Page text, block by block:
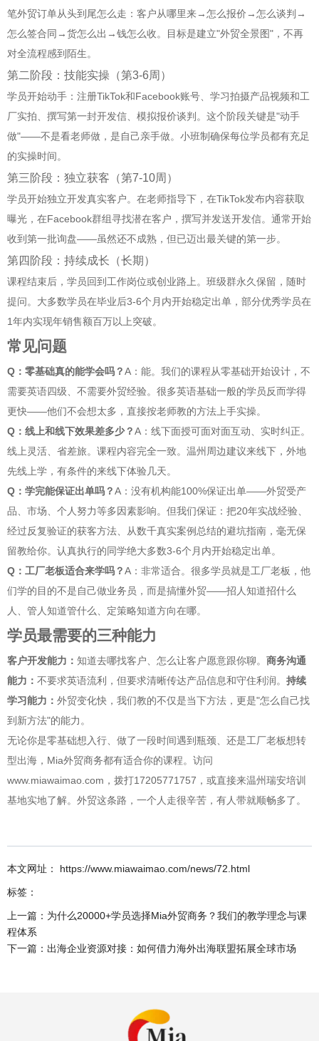
笔外贸订单从头到尾怎么走：客户从哪里来→怎么报价→怎么谈判→
怎么签合同→货怎么出→钱怎么收。目标是建立"外贸全景图"，不再
对全流程感到陌生。
第二阶段：技能实操（第3-6周）
学员开始动手：注册TikTok和Facebook账号、学习拍摄产品视频和工
厂实拍、撰写第一封开发信、模拟报价谈判。这个阶段关键是"动手
做"——不是看老师做，是自己亲手做。小班制确保每位学员都有充足
的实操时间。
第三阶段：独立获客（第7-10周）
学员开始独立开发真实客户。在老师指导下，在TikTok发布内容获取
曝光，在Facebook群组寻找潜在客户，撰写并发送开发信。通常开始
收到第一批询盘——虽然还不成熟，但已迈出最关键的第一步。
第四阶段：持续成长（长期）
课程结束后，学员回到工作岗位或创业路上。班级群永久保留，随时
提问。大多数学员在毕业后3-6个月内开始稳定出单，部分优秀学员在
1年内实现年销售额百万以上突破。
常见问题
Q：零基础真的能学会吗？A：能。我们的课程从零基础开始设计，不
需要英语四级、不需要外贸经验。很多英语基础一般的学员反而学得
更快——他们不会想太多，直接按老师教的方法上手实操。
Q：线上和线下效果差多少？A：线下面授可面对面互动、实时纠正。
线上灵活、省差旅。课程内容完全一致。温州周边建议来线下，外地
先线上学，有条件的来线下体验几天。
Q：学完能保证出单吗？A：没有机构能100%保证出单——外贸受产
品、市场、个人努力等多因素影响。但我们保证：把20年实战经验、
经过反复验证的获客方法、从数千真实案例总结的避坑指南，毫无保
留教给你。认真执行的同学绝大多数3-6个月内开始稳定出单。
Q：工厂老板适合来学吗？A：非常适合。很多学员就是工厂老板，他
们学的目的不是自己做业务员，而是搞懂外贸——招人知道招什么
人、管人知道管什么、定策略知道方向在哪。
学员最需要的三种能力
客户开发能力： 知道去哪找客户、怎么让客户愿意跟你聊。 商务沟通
能力： 不要求英语流利，但要求清晰传达产品信息和守住利润。 持续
学习能力： 外贸变化快，我们教的不仅是当下方法，更是"怎么自己找
到新方法"的能力。
无论你是零基础想入行、做了一段时间遇到瓶颈、还是工厂老板想转
型出海，Mia外贸商务都有适合你的课程。访问
www.miawaimao.com，拨打17205771757，或直接来温州瑞安培训
基地实地了解。外贸这条路，一个人走很辛苦，有人带就顺畅多了。
本文网址： https://www.miawaimao.com/news/72.html
标签：
上一篇： 为什么20000+学员选择Mia外贸商务？我们的教学理念与课
程体系
下一篇： 出海企业资源对接：如何借力海外出海联盟拓展全球市场